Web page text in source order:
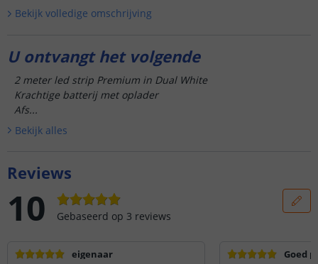
Bekijk volledige omschrijving
U ontvangt het volgende
2 meter led strip Premium in Dual White
Krachtige batterij met oplader
Afs...
Bekijk alles
Reviews
10 Gebaseerd op 3 reviews
eigenaar
Goed